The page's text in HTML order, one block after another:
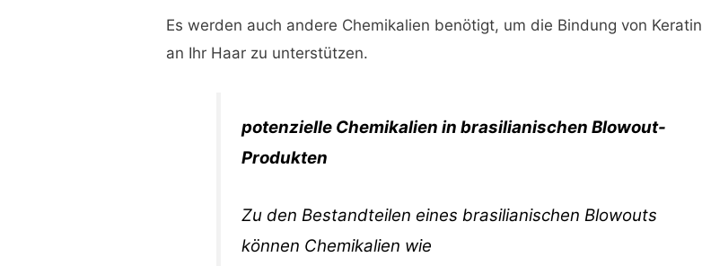
Es werden auch andere Chemikalien benötigt, um die Bindung von Keratin
an Ihr Haar zu unterstützen.
potenzielle Chemikalien in brasilianischen Blowout-
Produkten
Zu den Bestandteilen eines brasilianischen Blowouts
können Chemikalien wie